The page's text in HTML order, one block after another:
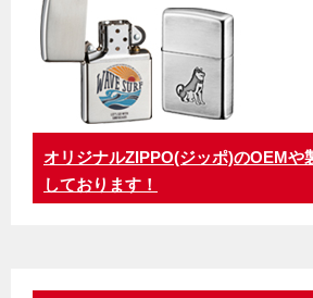
オリジナルZIPPO(ジッポ)のOEMや
しております！